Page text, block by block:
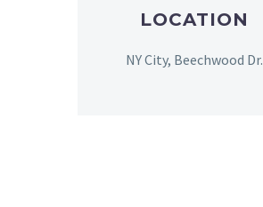
LOCATION
NY City, Beechwood Dr.